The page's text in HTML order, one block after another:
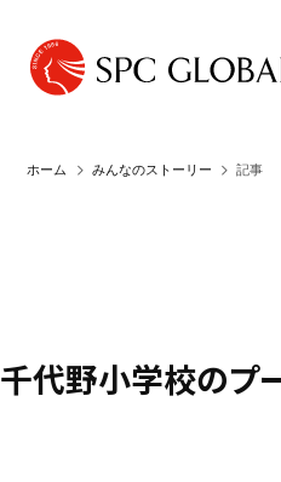
ホーム みんなのストーリー 記事
千代野小学校のプ